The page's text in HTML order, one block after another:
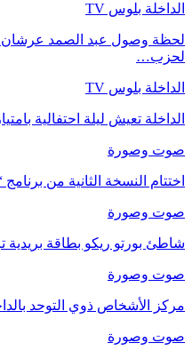
الداخلة بلوس TV
لحظة وصول عبد الصمد عرشان
لحزب…
الداخلة بلوس TV
الداخلة تعيش ليلة احتفالية
صوت وصورة
اختتام النسخة الثانية من
صوت وصورة
شاطئ بورتو ريكو بطاقة
صوت وصورة
مركز الأشخاص ذوي التوحد
صوت وصورة